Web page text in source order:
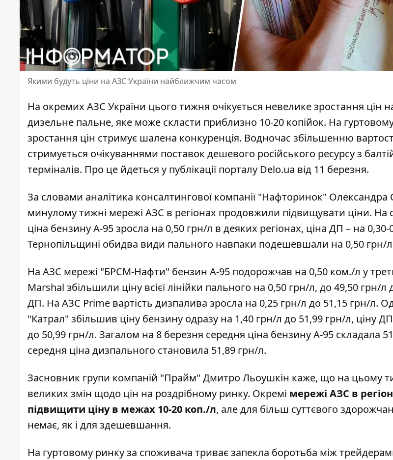
Якими будуть ціни на АЗС України найближчим часом
На окремих АЗС України цього тижня очікується невелике зростання цін
дизельне пальне, яке може скласти приблизно 10-20 копійок. На
зростання цін стримує шалена конкуренція. Водночас збільшенню
стримується очікуваннями поставок дешевого російського ресурсу з
терміналів. Про це йдеться у публікації порталу Delo.ua від 11 березня.
За словами аналітика консалтингової компанії "Нафторинок" Олександра
минулому тижні мережі АЗС в регіонах продовжили підвищувати ціни. На
ціна бензину А-95зросла на 0,50 грн/л в деяких регіонах, ціна ДП – на
Тернопільщині обидва види пального навпаки подешевшали на 0,50 грн/
На АЗС мережі "БРСМ-Нафти" бензин А-95 подорожчав на 0,50 ком./л у
Marshal збільшили ціну всієї лінійки пального на 0,50 грн/л, до 49,50 грн/л
ДП. На АЗС Prime вартість дизпалива зросла на 0,25 грн/л до 51,15 грн/л.
"Катрал" збільшив ціну бензину одразу на 1,40 грн/л до 51,99 грн/л, ціну
до 50,99 грн/л. Загалом на 8 березня середня ціна бензину А-95 складала
середня ціна дизпального становила 51,89 грн/л.
Засновник групи компаній "Прайм" Дмитро Льоушкін каже, що на цьому
великих змін щодо цін на роздрібному ринку. Окремі мережі АЗС в
підвищити ціну в межах 10-20 коп./л, але для більш суттєвого
немає, як і для здешевшання.
На гуртовому ринку за споживача триває запекла боротьба між